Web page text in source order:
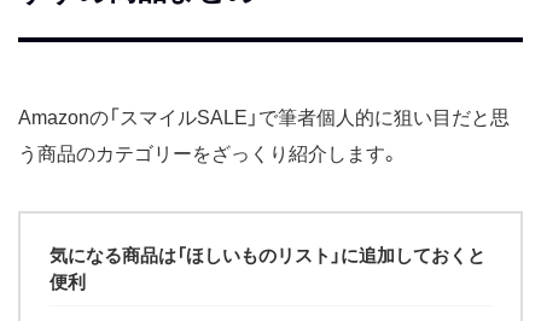
Amazonの「スマイルSALE」で筆者個人的に狙い目だと思
う商品のカテゴリーをざっくり紹介します。
気になる商品は「ほしいものリスト」に追加しておくと
便利